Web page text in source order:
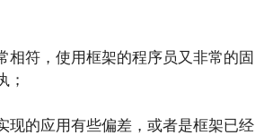
符，使用框架的程序员又非常的固
；
现的应用有些偏差，或者是框架已经